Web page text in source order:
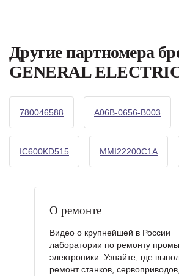
Другие партномера
GENERAL
780046588 A06B-0656-B003
IC600KD515 MMI22200C1A
О ремонте
Видео о крупнейшей в России
лаборатории по ремонту
электроники. Узнайте, где
ремонт станков,